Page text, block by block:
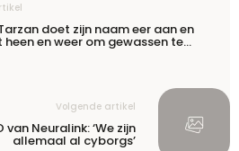
doet zijn naam eer aan en
heen en weer om gewassen te
Volgende artikel
van Neuralink: ‘We zijn
allemaal al cyborgs’